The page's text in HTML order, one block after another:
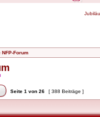
NFP-Forum
Seite 1 von 26 [ 388 Beiträge ]